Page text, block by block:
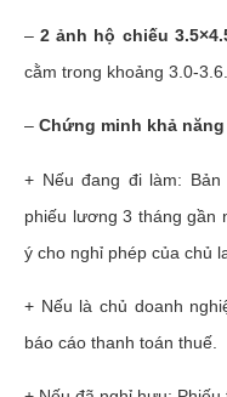
–2 ảnh hộ chiếu
cằm trong khoảng 3.0-3.6.
– Chứng minh khả
+ Nếu đang đi làm:
phiếu lương 3 tháng gần
ý cho nghỉ phép của chủ
+ Nếu là chủ doanh
báo cáo thanh toán thuế.